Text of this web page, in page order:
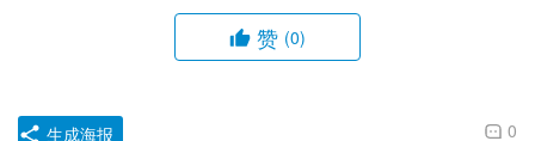
赞 (0)
0
生成海报